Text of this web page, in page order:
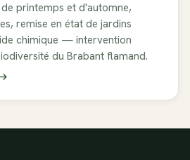
printemps et d'automne,
remise en état de jardins
chimique — intervention
du Brabant flamand.